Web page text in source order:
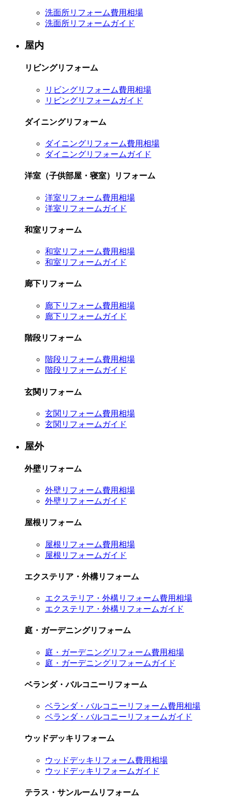
洗面所リフォーム費用相場
洗面所リフォームガイド
屋内
リビングリフォーム
リビングリフォーム費用相場
リビングリフォームガイド
ダイニングリフォーム
ダイニングリフォーム費用相場
ダイニングリフォームガイド
洋室（子供部屋・寝室）リフォーム
洋室リフォーム費用相場
洋室リフォームガイド
和室リフォーム
和室リフォーム費用相場
和室リフォームガイド
廊下リフォーム
廊下リフォーム費用相場
廊下リフォームガイド
階段リフォーム
階段リフォーム費用相場
階段リフォームガイド
玄関リフォーム
玄関リフォーム費用相場
玄関リフォームガイド
屋外
外壁リフォーム
外壁リフォーム費用相場
外壁リフォームガイド
屋根リフォーム
屋根リフォーム費用相場
屋根リフォームガイド
エクステリア・外構リフォーム
エクステリア・外構リフォーム費用相場
エクステリア・外構リフォームガイド
庭・ガーデニングリフォーム
庭・ガーデニングリフォーム費用相場
庭・ガーデニングリフォームガイド
ベランダ・バルコニーリフォーム
ベランダ・バルコニーリフォーム費用相場
ベランダ・バルコニーリフォームガイド
ウッドデッキリフォーム
ウッドデッキリフォーム費用相場
ウッドデッキリフォームガイド
テラス・サンルームリフォーム